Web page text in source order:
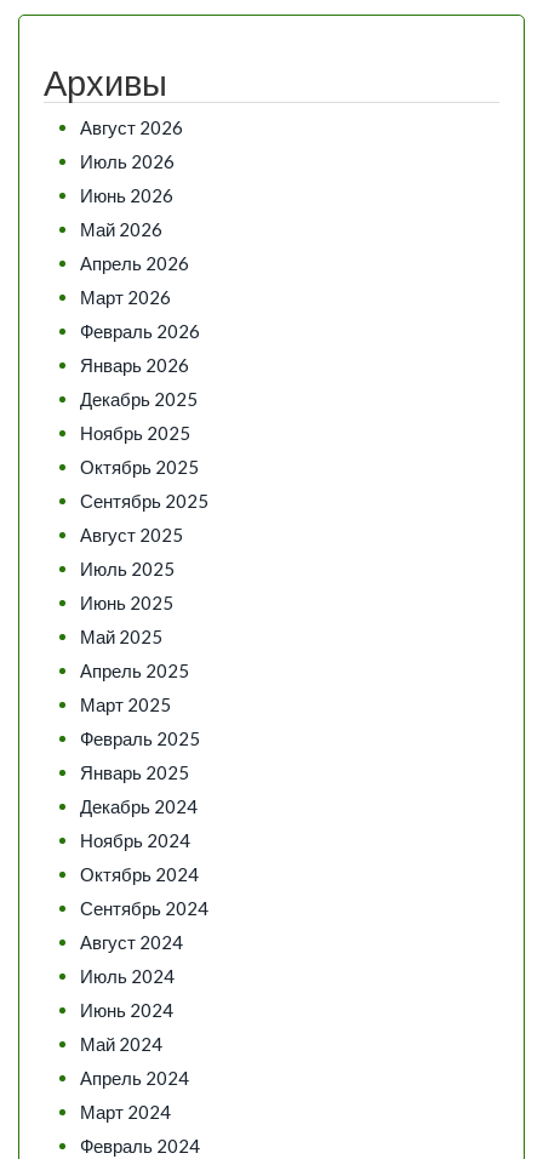
Архивы
Август 2026
Июль 2026
Июнь 2026
Май 2026
Апрель 2026
Март 2026
Февраль 2026
Январь 2026
Декабрь 2025
Ноябрь 2025
Октябрь 2025
Сентябрь 2025
Август 2025
Июль 2025
Июнь 2025
Май 2025
Апрель 2025
Март 2025
Февраль 2025
Январь 2025
Декабрь 2024
Ноябрь 2024
Октябрь 2024
Сентябрь 2024
Август 2024
Июль 2024
Июнь 2024
Май 2024
Апрель 2024
Март 2024
Февраль 2024